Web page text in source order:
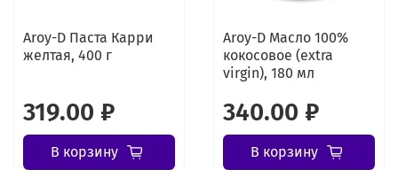
Aroy-D Паста Карри
желтая, 400 г
319.00 ₽
В корзину
Aroy-D Масло 100%
кокосовое (extra
virgin), 180 мл
340.00 ₽
В корзину